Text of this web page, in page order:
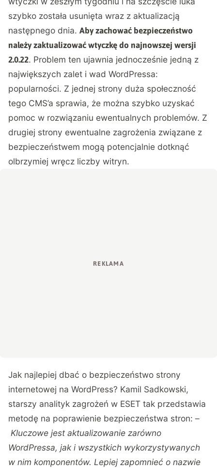
szybko została usunięta wraz z aktualizacją
następnego dnia.Aby zachować bezpieczeństwo
należy zaktualizować wtyczkę do najnowszej wersji
2.0.22. Problem ten ujawnia jednocześnie jedną z
największych zalet i wad WordPressa:
popularności. Z jednej strony duża społeczność
tego CMS’a sprawia, że można szybko uzyskać
pomoc w rozwiązaniu ewentualnych problemów. Z
drugiej strony ewentualne zagrożenia związane z
bezpieczeństwem mogą potencjalnie dotknąć
olbrzymiej wręcz liczby witryn.
Jak najlepiej dbać o bezpieczeństwo strony
internetowej na WordPress? Kamil Sadkowski,
starszy analityk zagrożeń w ESET tak przedstawia
metodę na poprawienie bezpieczeństwa stron: –
Kluczowe jest aktualizowanie zarówno
WordPressa, jak i wszystkich wykorzystywanych
w nim komponentów. Lepiej zapomnieć o nazwie